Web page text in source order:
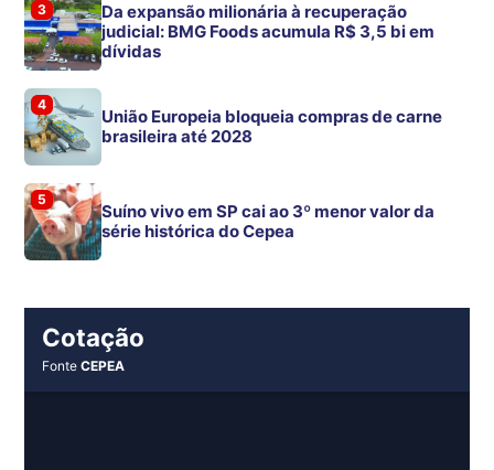
3
Da expansão milionária à recuperação
judicial: BMG Foods acumula R$ 3,5 bi em
dívidas
4
União Europeia bloqueia compras de carne
brasileira até 2028
5
Suíno vivo em SP cai ao 3º menor valor da
série histórica do Cepea
Cotação
FonteCEPEA